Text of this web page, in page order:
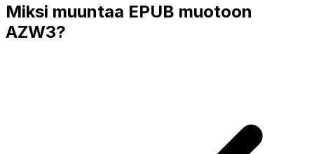
Miksi muuntaa EPUB muotoon
AZW3?